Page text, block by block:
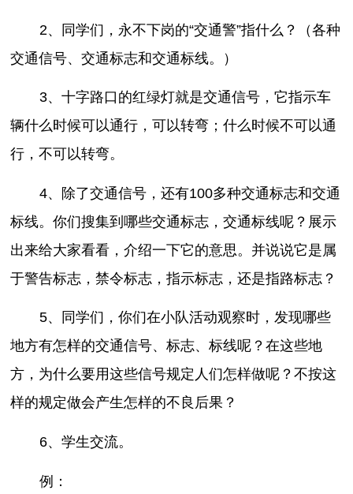
2、同学们，永不下岗的“交通警”指什么？（各种
交通信号、交通标志和交通标线。）
3、十字路口的红绿灯就是交通信号，它指示车
辆什么时候可以通行，可以转弯；什么时候不可以通
行，不可以转弯。
4、除了交通信号，还有100多种交通标志和交通
标线。你们搜集到哪些交通标志，交通标线呢？展示
出来给大家看看，介绍一下它的意思。并说说它是属
于警告标志，禁令标志，指示标志，还是指路标志？
5、同学们，你们在小队活动观察时，发现哪些
地方有怎样的交通信号、标志、标线呢？在这些地
方，为什么要用这些信号规定人们怎样做呢？不按这
样的规定做会产生怎样的不良后果？
6、学生交流。
例：